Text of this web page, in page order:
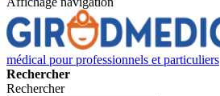
médical pour professionnels et particuliers
Rechercher
Rechercher